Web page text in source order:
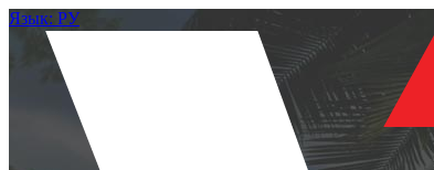
Язык: РУ